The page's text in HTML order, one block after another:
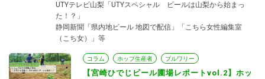
UTYテレビ山梨「UTYスペシャル ビールは山梨から始まっ
た！？」
静岡新聞「県内地ビール 地図で配信」「こちら女性編集室
（こち女）」等
コラム ホップ生産者 ブルワリー
【宮崎ひでじビール圃場レポートvol.2】ホッ